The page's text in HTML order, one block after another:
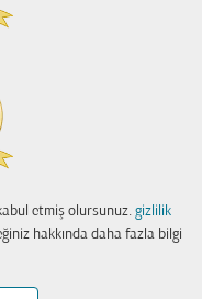
etmiş olursunuz. gizlilik
hakkında daha fazla bilgi